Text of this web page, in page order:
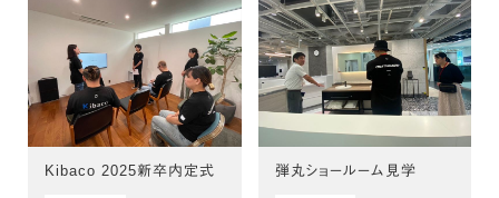
Kibaco 2025新卒内定式 弾丸ショールーム見学